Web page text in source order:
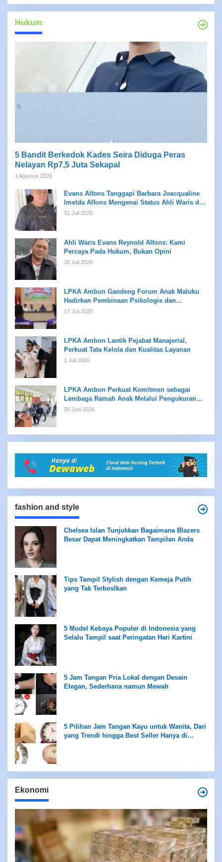
Hukum
5 Bandit Berkedok Kades Seira Diduga Peras
Nelayan Rp7,5 Juta Sekapal
1 Agustus 2026
Evans Alfons Tanggapi Barbara Joacqualine
Imelda Alfons Mengenai Status Ahli Waris dan
Putusan Pengadilan
31 Juli 2026
Ahli Waris Evans Reynold Alfons: Kami
Percaya Pada Hukum, Bukan Opini
30 Juli 2026
LPKA Ambon Gandeng Forum Anak Maluku
Hadirkan Pembinaan Psikologis dan
Kreativitas bagi Anak Binaan
17 Juli 2026
LPKA Ambon Lantik Pejabat Manajerial,
Perkuat Tata Kelola dan Kualitas Layanan
1 Juli 2026
LPKA Ambon Perkuat Komitmen sebagai
Lembaga Ramah Anak Melalui Pengukuran
Standar LPKRA
26 Juni 2026
fashion and style
Chelsea Islan Tunjukkan Bagaimana Blazers
Besar Dapat Meningkatkan Tampilan Anda
Tips Tampil Stylish dengan Kemeja Putih
yang Tak Terboslkan
5 Model Kebaya Populer di Indonesia yang
Selalu Tampil saat Peringatan Hari Kartini
5 Jam Tangan Pria Lokal dengan Desain
Elegan, Sederhana namun Mewah
5 Pilihan Jam Tangan Kayu untuk Wanita, Dari
yang Trendi hingga Best Seller Hanya di
Ekonomi